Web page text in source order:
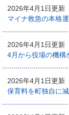
2026年4月1日更新
マイナ救急の本格
2026年4月1日更新
4月から役場の機構
2026年4月1日更新
保育料を町独自に